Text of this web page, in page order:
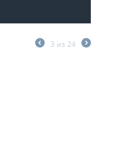
3 из 24